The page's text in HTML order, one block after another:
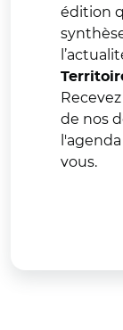
édition
de nos
vous.